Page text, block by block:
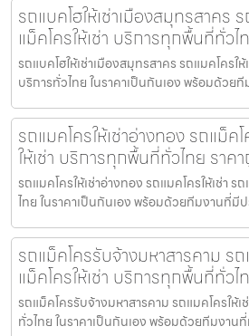
รถแบคโฮให้เช่าเมืองสมุทรสาคร
แม็คโครให้เช่า บริการทุกพื้นที่ทั่วไ
รถแบคโฮให้เช่าเมืองสมุทรสาคร รถแมคโครใ
บริการทั่วไทย ในราคาเป็นกันเอง พร้อมด้วย
รถแมคโครให้เช่าอ่างทอง รถแม็ค
ให้เช่า บริการทุกพื้นที่ทั่วไทย ราค
รถแมคโครให้เช่าอ่างทอง รถแมคโครให้เช่า
ไทย ในราคาเป็นกันเอง พร้อมด้วยทีมงานที่มี
รถแม็คโครรับจ้างมหาสารคาม ร
แม็คโครให้เช่า บริการทุกพื้นที่ทั่วไ
รถแม็คโครรับจ้างมหาสารคาม รถแมคโครให้
ทั่วไทย ในราคาเป็นกันเอง พร้อมด้วยทีมงา